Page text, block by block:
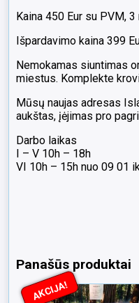
Kaina 450 Eur su PVM,
Išpardavimo kaina 399
Nemokamas siuntimas
miestus. Komplekte
Mūsų naujas adresas
aukštas, įėjimas pro
Darbo laikas
I – V 10h – 18h
VI 10h – 15h nuo 09 01
Panašūs produktai
AKCIJA!